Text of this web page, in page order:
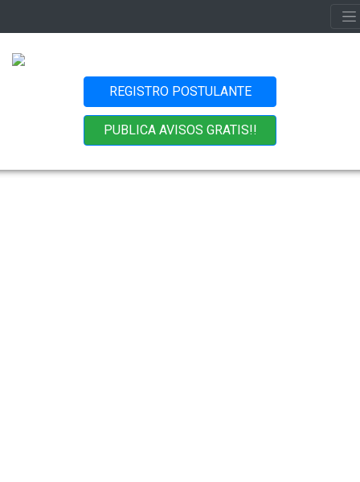
REGISTRO POSTULANTE
PUBLICA AVISOS GRATIS!!